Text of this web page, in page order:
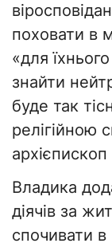
поховати в
«для
знайти
буде так
релігійною
Владика
діячів за
спочивати